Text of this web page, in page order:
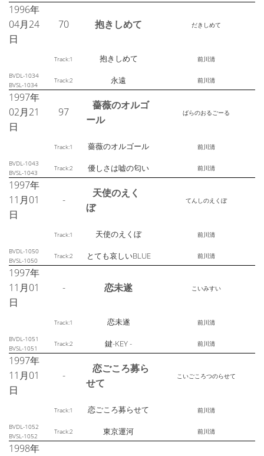
1996年
04月24
日
70 抱きしめて だきしめて
Track:1 抱きしめて 前川清
BVDL-1034
BVSL-1034
Track:2 永遠 前川清
1997年
02月21
日
97
薔薇のオルゴ
ール
ばらのおるごーる
Track:1 薔薇のオルゴール 前川清
BVDL-1043
BVSL-1043
Track:2 優しさは嘘の匂い 前川清
1997年
11月01
日
-
天使のえく
ぼ
てんしのえくぼ
Track:1 天使のえくぼ 前川清
BVDL-1050
BVSL-1050
Track:2 とても哀しいBLUE 前川清
1997年
11月01
日
- 恋未遂 こいみすい
Track:1 恋未遂 前川清
BVDL-1051
BVSL-1051
Track:2 鍵-KEY - 前川清
1997年
11月01
日
-
恋ごころ募ら
せて
こいごころつのらせて
Track:1 恋ごころ募らせて 前川清
BVDL-1052
BVSL-1052
Track:2 東京運河 前川清
1998年